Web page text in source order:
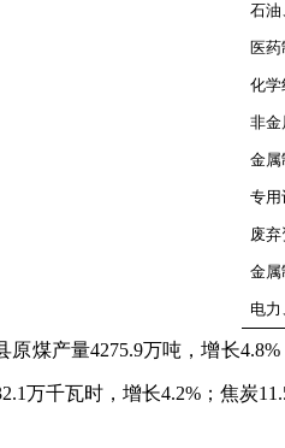
石油
医
化学
非金
金属
专用
废
金属
电
原煤产量4275.9万吨，增长
万千瓦时，增长4.2%；焦炭